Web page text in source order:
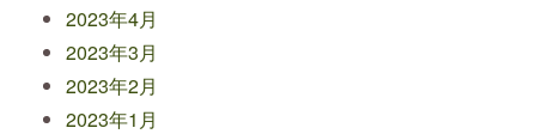
2023年4月
2023年3月
2023年2月
2023年1月